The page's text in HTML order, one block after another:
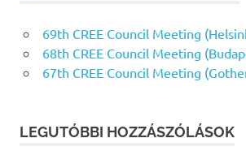
69th CREE Council Meeting
68th CREE Council Meeting
67th CREE Council Meeting
LEGUTÓBBI HOZZÁSZÓLÁSOK